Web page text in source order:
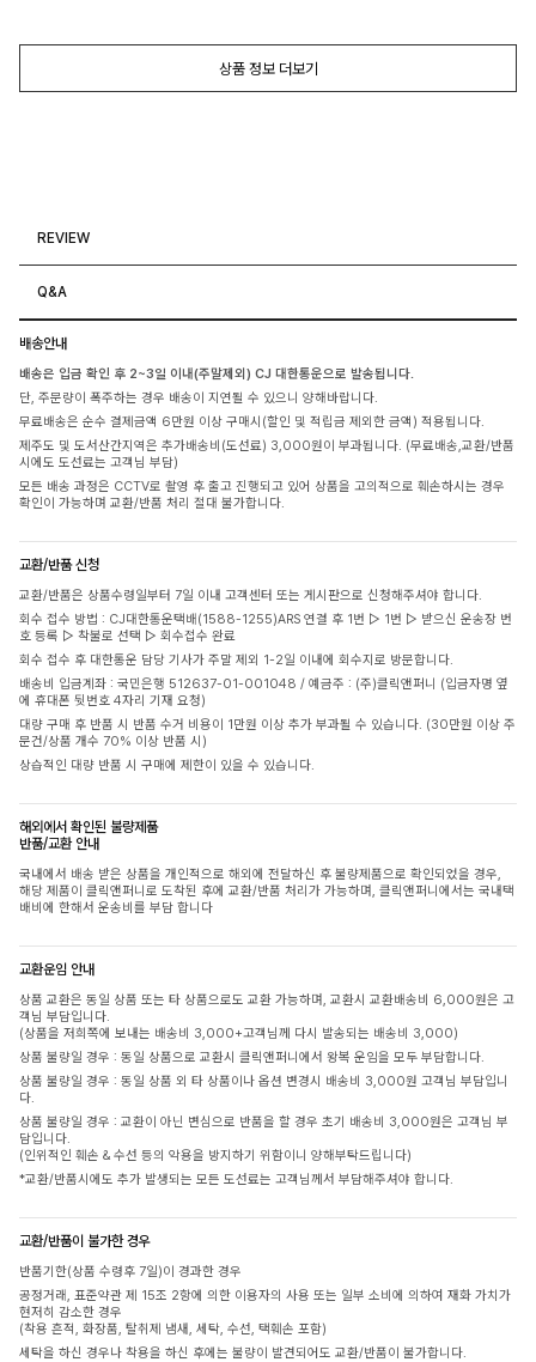
상품 정보 더보기
REVIEW
Q&A
배송안내
배송은 입금 확인 후 2~3일 이내(주말제외) CJ 대한통운으로 발송됩니다.
단, 주문량이 폭주하는 경우 배송이 지연될 수 있으니 양해바랍니다.
무료배송은 순수 결제금액 6만원 이상 구매시(할인 및 적립금 제외한 금액) 적용됩니다.
제주도 및 도서산간지역은 추가배송비(도선료) 3,000원이 부과됩니다. (무료배송,교환/반품
시에도 도선료는 고객님 부담)
모든 배송 과정은 CCTV로 촬영 후 출고 진행되고 있어 상품을 고의적으로 훼손하시는 경우
확인이 가능하며 교환/반품 처리 절대 불가합니다.
교환/반품 신청
교환/반품은 상품수령일부터 7일 이내 고객센터 또는 게시판으로 신청해주셔야 합니다.
회수 접수 방법 : CJ대한통운택배(1588-1255)ARS 연결 후 1번 ▷ 1번 ▷ 받으신 운송장 번
호 등록 ▷ 착불로 선택 ▷ 회수접수 완료
회수 접수 후 대한통운 담당 기사가 주말 제외 1-2일 이내에 회수지로 방문합니다.
배송비 입금계좌 : 국민은행 512637-01-001048 / 예금주 : (주)클릭앤퍼니 (입금자명 옆
에 휴대폰 뒷번호 4자리 기재 요청)
대량 구매 후 반품 시 반품 수거 비용이 1만원 이상 추가 부과될 수 있습니다. (30만원 이상 주
문건/상품 개수 70% 이상 반품 시)
상습적인 대량 반품 시 구매에 제한이 있을 수 있습니다.
해외에서 확인된 불량제품
반품/교환 안내
국내에서 배송 받은 상품을 개인적으로 해외에 전달하신 후 불량제품으로 확인되었을 경우,
해당 제품이 클릭앤퍼니로 도착된 후에 교환/반품 처리가 가능하며, 클릭앤퍼니에서는 국내택
배비에 한해서 운송비를 부담 합니다
교환운임 안내
상품 교환은 동일 상품 또는 타 상품으로도 교환 가능하며, 교환시 교환배송비 6,000원은 고
객님 부담입니다.
(상품을 저희쪽에 보내는 배송비 3,000+고객님께 다시 발송되는 배송비 3,000)
상품 불량일 경우 : 동일 상품으로 교환시 클릭앤퍼니에서 왕복 운임을 모두 부담합니다.
상품 불량일 경우 : 동일 상품 외 타 상품이나 옵션 변경시 배송비 3,000원 고객님 부담입니
다.
상품 불량일 경우 : 교환이 아닌 변심으로 반품을 할 경우 초기 배송비 3,000원은 고객님 부
담입니다.
(인위적인 훼손 & 수선 등의 악용을 방지하기 위함이니 양해부탁드립니다)
*교환/반품시에도 추가 발생되는 모든 도선료는 고객님께서 부담해주셔야 합니다.
교환/반품이 불가한 경우
반품기한(상품 수령후 7일)이 경과한 경우
공정거래, 표준약관 제 15조 2항에 의한 이용자의 사용 또는 일부 소비에 의하여 재화 가치가
현저히 감소한 경우
(착용 흔적, 화장품, 탈취제 냄새, 세탁, 수선, 택훼손 포함)
세탁을 하신 경우나 착용을 하신 후에는 불량이 발견되어도 교환/반품이 불가합니다.